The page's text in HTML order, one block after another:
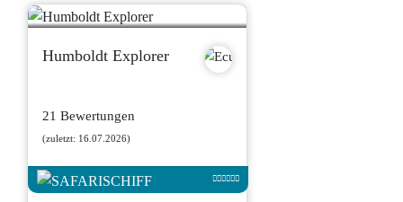
Humboldt Explorer
21 Bewertungen
(zuletzt: 16.07.2026)